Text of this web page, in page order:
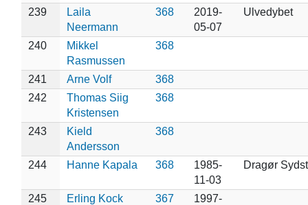
239
Laila
Neermann
368
2019-
05-07
Ulvedybet
240
Mikkel
Rasmussen
368
241 Arne Volf
368
242
Thomas Siig
Kristensen
368
243
Kield
Andersson
368
244 Hanne Kapala 368
1985-
11-03
Dragør
245
Erling Kock
367
1997-